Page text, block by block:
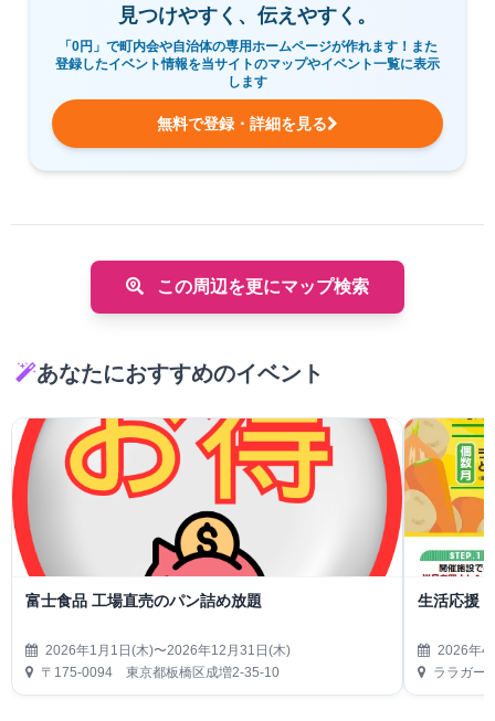
見つけやすく、伝えやすく。
「0円」で町内会や自治体の専用ホームページが作れます！また
登録したイベント情報を当サイトのマップやイベント一覧に表示
します
無料で登録・詳細を見る
この周辺を更にマップ検索
あなたにおすすめのイベント
富士食品 工場直売のパン詰め放題
2026年1月1日(木)〜2026年12月31日(木)
〒175-0094 東京都板橋区成増2-35-10
生活応援
2026年4
ララガー